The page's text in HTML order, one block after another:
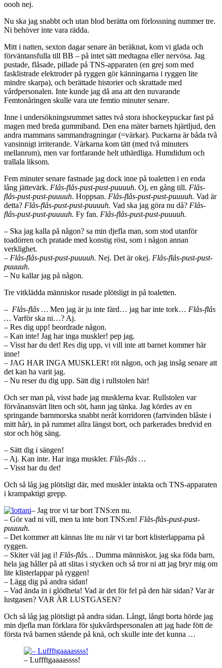
oooh nej.
Nu ska jag snabbt och utan blod berätta om förlossning nummer tre.
Ni behöver inte vara rädda.
Mitt i natten, sexton dagar senare än beräknat, kom vi glada och
förväntansfulla till BB – på intet sätt medtagna eller nervösa. Jag
pustade, flåsade, pillade på TNS-apparaten (en grej som med
fasklistrade elektroder på ryggen gör känningarna i ryggen lite
mindre skarpa), och berättade historier och skrattade med
vårdpersonalen. Inte kunde jag då ana att den nuvarande
Femtonåringen skulle vara ute femtio minuter senare.
Inne i undersökningsrummet sattes två stora ishockeypuckar fast på
magen med breda gummiband. Den ena mäter barnets hjärtljud, den
andra mammans sammandragningar (=värkar). Puckarna är båda två
vansinnigt irriterande. Värkarna kom tätt (med två minuters
mellanrum), men var fortfarande helt uthärdliga. Humdidum och
trallala liksom.
Fem minuter senare fastnade jag dock inne på toaletten i en enda
lång jättevärk. Flås-flås-pust-pust-puuuuh. Oj, en gång till. Flås-
flås-pust-pust-puuuuh. Hoppsan. Flås-flås-pust-pust-puuuuh. Vad är
detta? Flås-flås-pust-pust-puuuuh. Vad ska jag göra nu då? Flås-
flås-pust-pust-puuuuh. Fy fan. Flås-flås-pust-pust-puuuuh.
– Ska jag kalla på någon? sa min djefla man, som stod utanför
toadörren och pratade med konstig röst, som i någon annan
verklighet.
– Flås-flås-pust-pust-puuuuh. Nej. Det är okej. Flås-flås-pust-pust-
puuuuh.
– Nu kallar jag på någon.
Tre vitklädda människor rusade plötsligt in på toaletten.
– Flås-flås … Men jag är ju inte färd… jag har inte tork… Flås-flås
… Varför ska ni…? Aj.
– Res dig upp! beordrade någon.
– Kan inte! Jag har inga muskler! pep jag.
– Visst har du det! Res dig upp, vi vill inte att barnet kommer här
inne!
– JAG HAR INGA MUSKLER! röt någon, och jag insåg senare att
det kan ha varit jag.
– Nu reser du dig upp. Sätt dig i rullstolen här!
Och ser man på, visst hade jag musklerna kvar. Rullstolen var
förvånansvärt liten och söt, hann jag tänka. Jag kördes av en
springande barnmorska snabbt neråt korridoren (fartvinden blåste i
mitt hår), in på rummet allra längst bort, och parkerades bredvid en
stor och hög säng.
– Sätt dig i sängen!
– Aj. Kan inte. Har inga muskler. Flås-flås …
– Visst har du det!
Och så låg jag plötsligt där, med muskler intakta och TNS-apparaten
i krampaktigt grepp.
– Jag tror vi tar bort TNS:en nu.
– Gör vad ni vill, men ta inte bort TNS:en! Flås-flås-pust-pust-
puuuuh.
– Det kommer att kännas lite nu när vi tar bort klisterlapparna på
ryggen.
– Skiter väl jag i! Flås-flås… Dumma människor, jag ska föda barn,
hela jag håller på att slitas i stycken och så tror ni att jag bryr mig om
lite klisterlappar på ryggen!
– Lägg dig på andra sidan!
– Vad ända in i glödheta! Vad är det för fel på den här sidan? Var är
lustgasen? VAR ÄR LUSTGASEN?
Och så låg jag plötsligt på andra sidan. Långt, långt borta hörde jag
min djefla man förklara för sjukvårdspersonalen att jag hade fött de
första två barnen stående på knä, och skulle inte det kunna …
– Luffftgaaaassss!